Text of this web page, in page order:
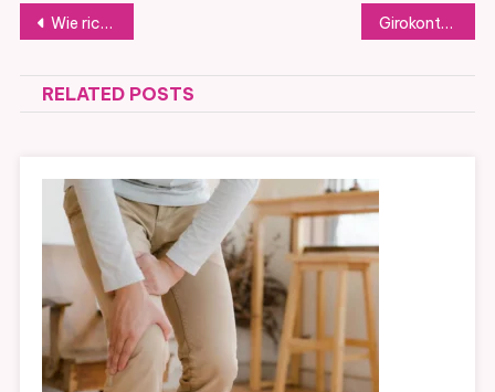
Post
navigation
Wie richtet man eine Künstlerwerkstatt ein oder kombiniert eine kleine Stube ein? Girokonto: Ein Ratgeber für alle Generationen
RELATED POSTS